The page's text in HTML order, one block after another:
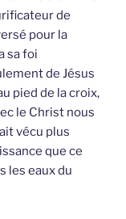
de
pour la
sa foi
de Jésus
pied de la croix,
le Christ nous
vécu plus
que ce
les eaux du